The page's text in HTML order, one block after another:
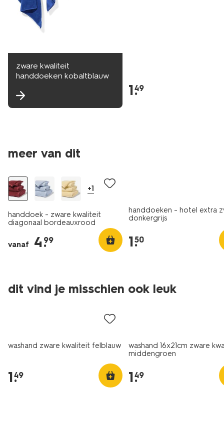
zware kwaliteit
handdoeken kobaltblauw
1.
49
meer van dit
nieuw
+1
handdoek - zware kwaliteit
diagonaal bordeauxrood
vanaf 4.
99
handdoeken - hotel extra
donkergrijs
1.
50
dit vind je misschien ook leuk
washand zware kwaliteit felblauw
1.
49
nieuw
washand 16x21cm zware
middengroen
1.
49